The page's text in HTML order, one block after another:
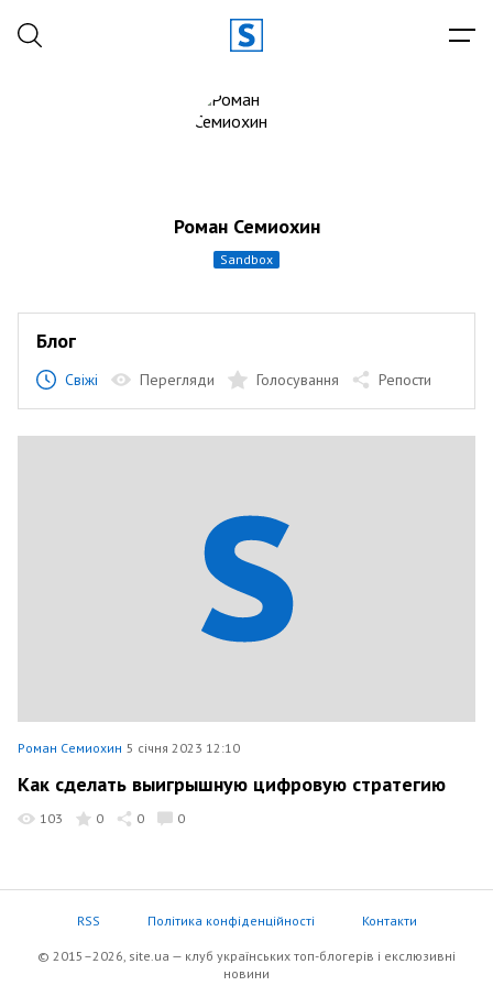
Роман Семиохин
sandbox
Блог
Свіжі Перегляди Голосування Репости
Роман Семиохин 5 січня 2023 12:10
Как сделать выигрышную цифровую стратегию
103 0 0 0
RSS Політика конфіденційності Контакти
© 2015–2026, site.ua — клуб українських топ-блогерів i екслюзивнi
новини